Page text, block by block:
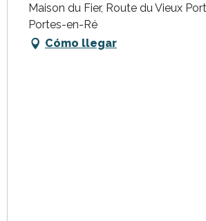
Maison du Fier, Route du Vieux
Portes-en-Ré
Cómo llegar